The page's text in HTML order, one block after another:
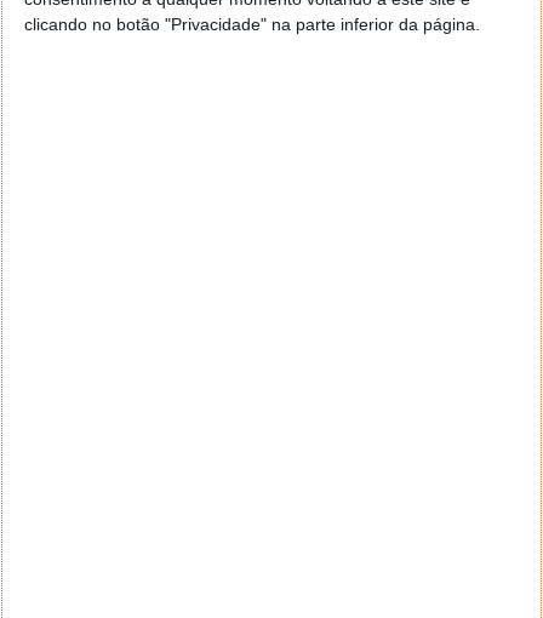
clicando no botão "Privacidade" na parte inferior da página.